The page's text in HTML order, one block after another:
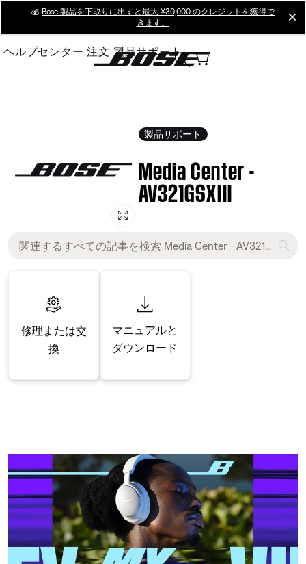
Main
💰 Bose 製品を下取りに出すと最大 ¥30,000 のクレジットを獲得で
きます。
ヘルプセンター 注文 製品サポート
製品サポート
Media Center -
AV321GSXIII
修理または交
換
マニュアルと
ダウンロード